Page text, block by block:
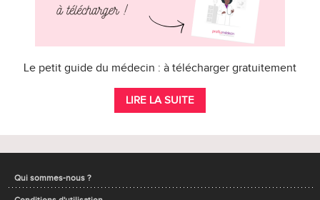
Le petit guide du médecin : à télécharger gratuitement
LIRE LA SUITE
Qui sommes-nous ?